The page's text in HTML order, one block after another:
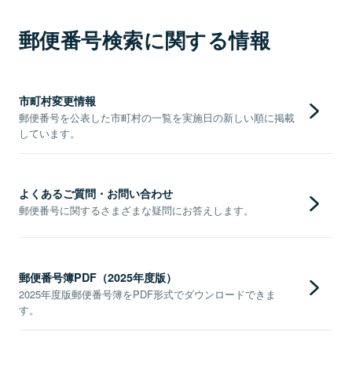
郵便番号検索に関する情報
市町村変更情報
郵便番号を公表した市町村の一覧を実施日の新しい順に掲載
しています。
よくあるご質問・お問い合わせ
郵便番号に関するさまざまな疑問にお答えします。
郵便番号簿PDF（2025年度版）
2025年度版郵便番号簿をPDF形式でダウンロードできま
す。